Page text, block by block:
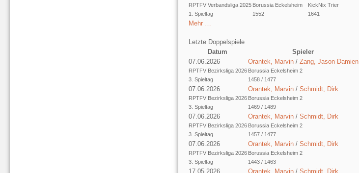
RPTFV Verbandsliga 2025
1. Spieltag
Borussia Eckelsheim
1552
KickNix Trier
1641
Mehr …
Letzte Doppelspiele
Datum
Spieler
07.06.2026
RPTFV Bezirksliga 2026
3. Spieltag
Orantek, Marvin/ Zang, Jason Damien
Borussia Eckelsheim 2
1458 / 1477
07.06.2026
RPTFV Bezirksliga 2026
3. Spieltag
Orantek, Marvin/ Schmidt, Dirk
Borussia Eckelsheim 2
1469 / 1489
07.06.2026
RPTFV Bezirksliga 2026
3. Spieltag
Orantek, Marvin/ Schmidt, Dirk
Borussia Eckelsheim 2
1457 / 1477
07.06.2026
RPTFV Bezirksliga 2026
3. Spieltag
Orantek, Marvin/ Schmidt, Dirk
Borussia Eckelsheim 2
1443 / 1463
17.05.2026 Orantek, Marvin/ Schmidt, Dirk